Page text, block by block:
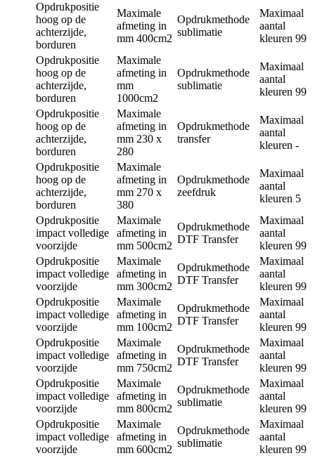
Opdrukpositie
hoog op de
achterzijde,
borduren
Maximale
afmeting in
mm 400cm2
Opdrukmethode
sublimatie
Maximaal
aantal
kleuren 99
Opdrukpositie
hoog op de
achterzijde,
borduren
Maximale
afmeting in
mm
1000cm2
Opdrukmethode
sublimatie
Maximaal
aantal
kleuren 99
Opdrukpositie
hoog op de
achterzijde,
borduren
Maximale
afmeting in
mm 230 x
280
Opdrukmethode
transfer
Maximaal
aantal
kleuren -
Opdrukpositie
hoog op de
achterzijde,
borduren
Maximale
afmeting in
mm 270 x
380
Opdrukmethode
zeefdruk
Maximaal
aantal
kleuren 5
Opdrukpositie
impact volledige
voorzijde
Maximale
afmeting in
mm 500cm2
Opdrukmethode
DTF Transfer
Maximaal
aantal
kleuren 99
Opdrukpositie
impact volledige
voorzijde
Maximale
afmeting in
mm 300cm2
Opdrukmethode
DTF Transfer
Maximaal
aantal
kleuren 99
Opdrukpositie
impact volledige
voorzijde
Maximale
afmeting in
mm 100cm2
Opdrukmethode
DTF Transfer
Maximaal
aantal
kleuren 99
Opdrukpositie
impact volledige
voorzijde
Maximale
afmeting in
mm 750cm2
Opdrukmethode
DTF Transfer
Maximaal
aantal
kleuren 99
Opdrukpositie
impact volledige
voorzijde
Maximale
afmeting in
mm 800cm2
Opdrukmethode
sublimatie
Maximaal
aantal
kleuren 99
Opdrukpositie
impact volledige
voorzijde
Maximale
afmeting in
mm 600cm2
Opdrukmethode
sublimatie
Maximaal
aantal
kleuren 99